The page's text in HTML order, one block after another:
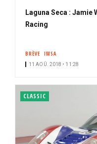
Laguna Seca : Jamie
Racing
BRÈVE IMSA
11 AOÛ. 2018 • 11:28
CLASSIC